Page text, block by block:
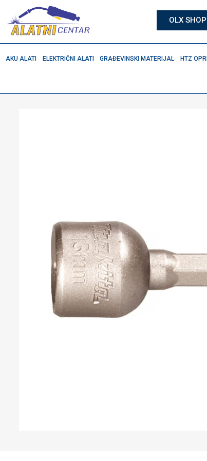
OLX SHOP
AKU ALATI ELEKTRIČNI ALATI GRAĐEVINSKI MATERIJAL HTZ